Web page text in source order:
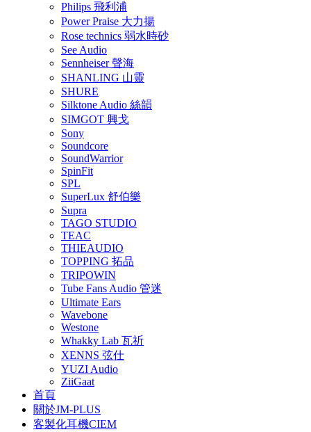
Philips 飛利浦
Power Praise 大力揚
Rose technics 弱水時砂
See Audio
Sennheiser 聲海
SHANLING 山靈
SHURE
Silktone Audio 絲韻
SIMGOT 興戈
Sony
Soundcore
SoundWarrior
SpinFit
SPL
SuperLux 舒伯樂
Supra
TAGO STUDIO
TEAC
THIEAUDIO
TOPPING 拓品
TRIPOWIN
Tube Fans Audio 管迷
Ultimate Ears
Wavebone
Westone
Whakky Lab 瓦祈
XENNS 弦仕
YUZI Audio
ZiiGaat
首頁
關於JM-PLUS
客製化耳機CIEM